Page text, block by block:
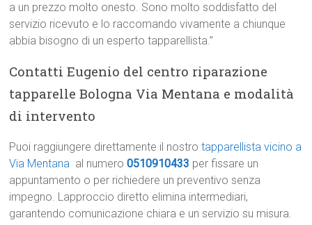
a un prezzo molto onesto. Sono molto soddisfatto del
servizio ricevuto e lo raccomando vivamente a chiunque
abbia bisogno di un esperto tapparellista.”
Contatti Eugenio del centro riparazione
tapparelle Bologna Via Mentana e modalità
di intervento
Puoi raggiungere direttamente il nostrotapparellista vicino a
Via Mentana al numero0510910433 per fissare un
appuntamento o per richiedere un preventivo senza
impegno. Lapproccio diretto elimina intermediari,
garantendo comunicazione chiara e un servizio su misura.